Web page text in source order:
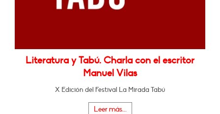
Literatura y Tabú. Charla con el escritor
Manuel Vilas
X Edición del Festival La Mirada Tabú
Leer más...